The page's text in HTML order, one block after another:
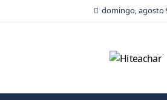
domingo, agosto